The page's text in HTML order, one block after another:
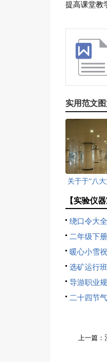
提高课堂教
实用范文
关于于“八
项行动工作
【实验仪
绕口令大
二年级下
暖心小雪
选矿运行
导游职业
二十四节
上一篇：